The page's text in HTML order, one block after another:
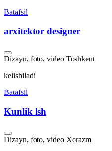
Batafsil
arxitektor designer
Dizayn, foto, video Toshkent
kelishiladi
Batafsil
Kunlik lsh
Dizayn, foto, video Xorazm